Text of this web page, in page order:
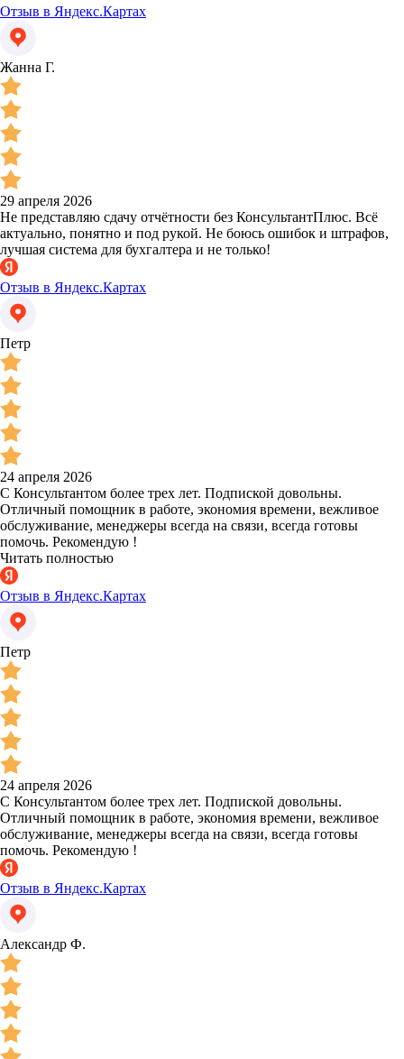
Отзыв в Яндекс.Картах
Жанна Г.
29 апреля 2026
Не представляю сдачу отчётности без КонсультантПлюс. Всё
актуально, понятно и под рукой. Не боюсь ошибок и штрафов,
лучшая система для бухгалтера и не только!
Отзыв в Яндекс.Картах
Петр
24 апреля 2026
С Консультантом более трех лет. Подпиской довольны.
Отличный помощник в работе, экономия времени, вежливое
обслуживание, менеджеры всегда на связи, всегда готовы
помочь. Рекомендую !
Читать полностью
Отзыв в Яндекс.Картах
Петр
24 апреля 2026
С Консультантом более трех лет. Подпиской довольны.
Отличный помощник в работе, экономия времени, вежливое
обслуживание, менеджеры всегда на связи, всегда готовы
помочь. Рекомендую !
Отзыв в Яндекс.Картах
Александр Ф.